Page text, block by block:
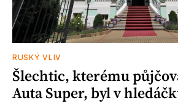
RUSKÝ VLIV
Šlechtic, kterému
Auta Super, byl v